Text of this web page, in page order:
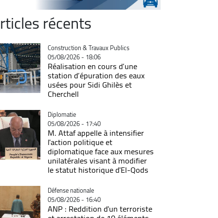
récents
Catégorie
Construction & Travaux Publics
05/08/2026 - 18:06
Réalisation en cours d’une
station d’épuration des eaux
usées pour Sidi Ghilès et
Cherchell
Catégorie
Diplomatie
05/08/2026 - 17:40
M. Attaf appelle à intensifier
l'action politique et
diplomatique face aux mesures
unilatérales visant à modifier
le statut historique d'El-Qods
Catégorie
Défense nationale
05/08/2026 - 16:40
ANP : Reddition d'un terroriste